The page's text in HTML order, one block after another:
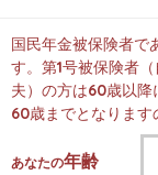
国民年金被保険者で
す。第1号被保険者
夫）の方は60歳以
60歳までとなります
あなたの年齢